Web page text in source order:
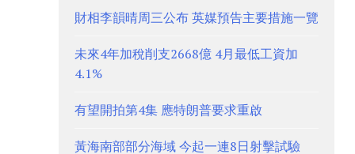
財相李韻晴周三公布 英媒預告主要措施一覽
未來4年加稅削支2668億 4月最低工資加
4.1%
有望開拍第4集 應特朗普要求重啟
黃海南部部分海域 今起一連8日射擊試驗